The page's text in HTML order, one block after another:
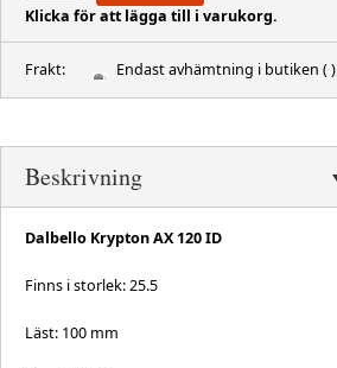
Klicka för att lägga till i varukorg.
Frakt: Endast avhämtning i butiken ( )
Beskrivning
Dalbello Krypton AX 120 ID
Finns i storlek: 25.5
Läst: 100 mm